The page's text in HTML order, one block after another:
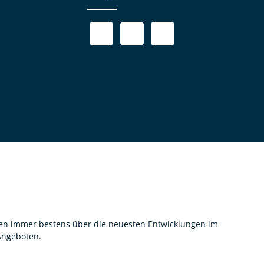
immer bestens über die neuesten Entwicklungen im